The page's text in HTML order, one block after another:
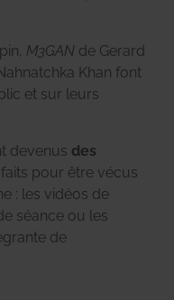
M3GAN de Gerard
Khan font
et sur leurs
devenus des
faits pour être vécus
: les vidéos de
séance ou les
de